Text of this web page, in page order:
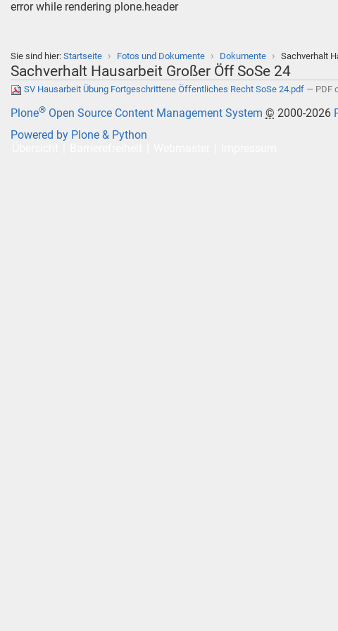
error while rendering plone.header
Sie sind hier: Startseite › Fotos und Dokumente › Dokumente › Sachverhalt
Sachverhalt Hausarbeit Großer Öff SoSe 24
SV Hausarbeit Übung Fortgeschrittene Öffentliches Recht SoSe 24.pdf — PDF
Plone® Open Source Content Management System © 2000-2026
Powered by Plone & Python